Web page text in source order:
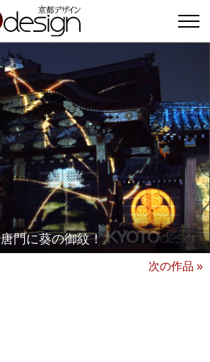
唐門に葵の御紋！
次の作品 »